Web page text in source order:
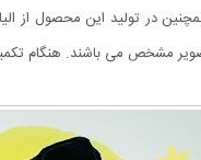
مشخص می باشند. هنگام